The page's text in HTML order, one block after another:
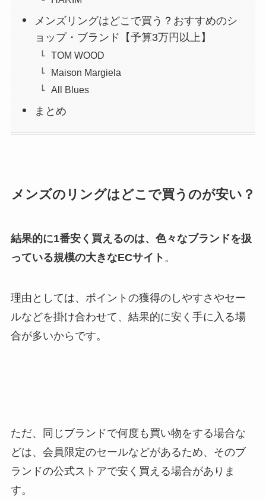
メンズリングはどこで買う？おすすめのシ
ョップ・ブランド【予算3万円以上】
TOM WOOD
Maison Margiela
All Blues
まとめ
メンズのリングはどこで買うのが安い？
結果的に1番安く買えるのは、色々なブランドを扱
っている規模の大きなECサイト 。
理由としては、ポイントの獲得のしやすさやセー
ルなどを掛け合わせて、結果的に安く手に入る場
合が多いからです。
ただ、同じブランドで何度も買い物をする場合な
どは、会員限定のセールなどがあるため、そのブ
ランドの公式ストアで安く買える場合がありま
す。